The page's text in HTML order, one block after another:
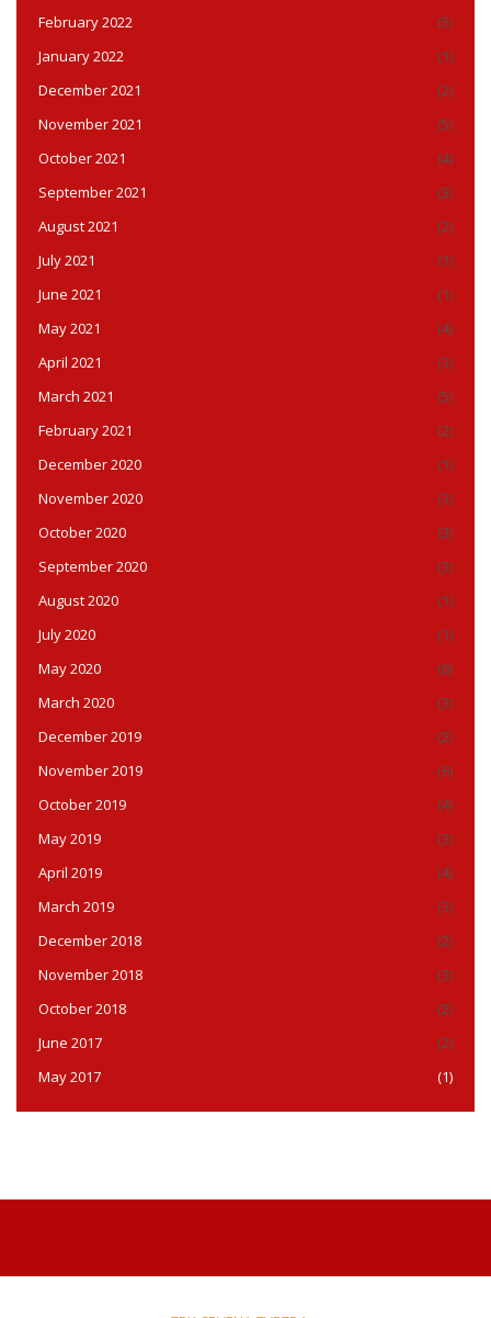
February 2022
(5)
January 2022
(1)
December 2021
(2)
November 2021
(5)
October 2021
(4)
September 2021
(3)
August 2021
(2)
July 2021
(1)
June 2021
(1)
May 2021
(4)
April 2021
(3)
March 2021
(5)
February 2021
(2)
December 2020
(1)
November 2020
(3)
October 2020
(3)
September 2020
(3)
August 2020
(1)
July 2020
(1)
May 2020
(6)
March 2020
(3)
December 2019
(2)
November 2019
(6)
October 2019
(4)
May 2019
(3)
April 2019
(4)
March 2019
(3)
December 2018
(2)
November 2018
(3)
October 2018
(2)
June 2017
(2)
May 2017
(1)